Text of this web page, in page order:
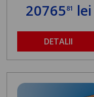
2076581 lei
DETALII